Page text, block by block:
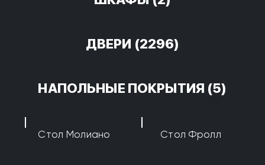
ДВЕРИ (2296)
НАПОЛЬНЫЕ ПОКРЫТИЯ (5)
Стол Молиано Стол Фролл